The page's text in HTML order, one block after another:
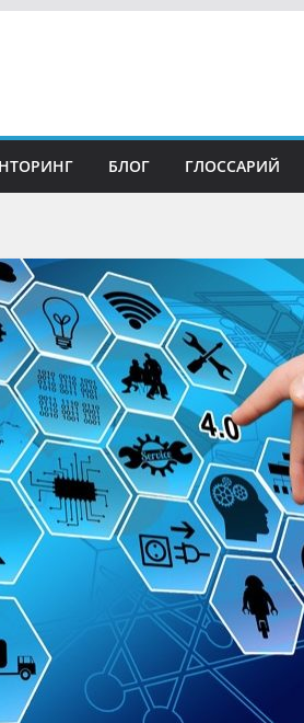
БЛОГ ГЛОССАРИЙ